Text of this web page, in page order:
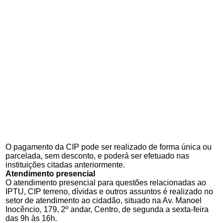
O pagamento da CIP pode ser realizado de forma única ou
parcelada, sem desconto, e poderá ser efetuado nas
instituições citadas anteriormente.
Atendimento presencial
O atendimento presencial para questões relacionadas ao
IPTU, CIP terreno, dívidas e outros assuntos é realizado no
setor de atendimento ao cidadão, situado na Av. Manoel
Inocêncio, 179, 2º andar, Centro, de segunda a sexta-feira
das 9h às 16h.